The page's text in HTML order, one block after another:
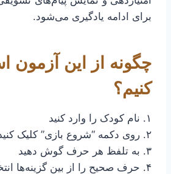
برای ادامه یادگیری می‌شود.
چگونه از این آزمون
کنیم؟
۱. نام کودک را وارد کنید
۲. روی دکمه “شروع بازی” کلیک کنید
۳. به تلفظ هر حرف گوش دهید
۴. حرف صحیح را از بین گزینه‌ها انتخاب کنید